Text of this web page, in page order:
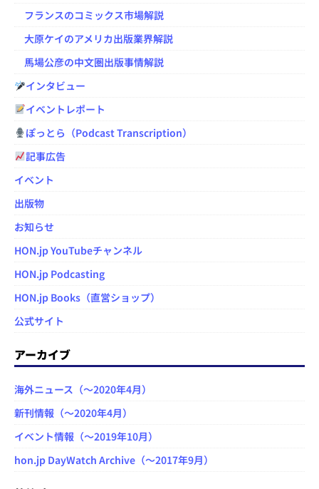
フランスのコミックス市場解説
大原ケイのアメリカ出版業界解説
馬場公彦の中文圏出版事情解説
インタビュー
イベントレポート
ぽっとら（Podcast Transcription）
記事広告
イベント
出版物
お知らせ
HON.jp YouTubeチャンネル
HON.jp Podcasting
HON.jp Books（直営ショップ）
公式サイト
アーカイブ
海外ニュース（～2020年4月）
新刊情報（～2020年4月）
イベント情報（～2019年10月）
hon.jp DayWatch Archive（～2017年9月）